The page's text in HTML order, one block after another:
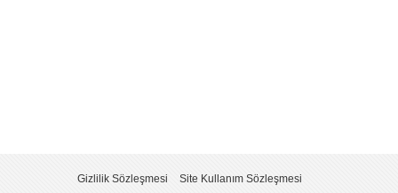
Gizlilik Sözleşmesi Site Kullanım Sözleşmesi